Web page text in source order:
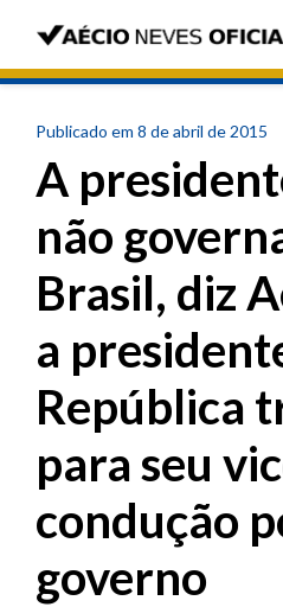
Publicado em 8 de abril de 2015
A
não
Brasil, diz
a
República
para seu
condução
governo